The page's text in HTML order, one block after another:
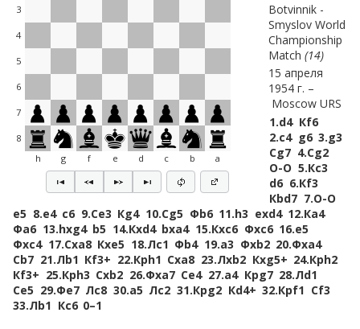
3
4
5
6
7
8
h
g f e d c b a
Botvinnik -
Smyslov World
Championship
Match 14
15 апреля
1954 г.
Moscow URS
1.d4 Кf6
2.c4 g6 3.g3
Сg7 4.Сg2
O-O 5.Кc3
d6 6.Кf3
Кbd7 7.O-O
e5 8.e4 c6 9.Сe3 Кg4 10.Сg5 Фb6 11.h3 exd4 12.Кa4
Фa6 13.hxg4 b5 14.Кxd4 bxa4 15.Кxc6 Фxc6 16.e5
Фxc4 17.Сxa8 Кxe5 18.Лc1 Фb4 19.a3 Фxb2 20.Фxa4
Сb7 21.Лb1 Кf3+ 22.Крh1 Сxa8 23.Лxb2 Кxg5+ 24.Крh2
Кf3+ 25.Крh3 Сxb2 26.Фxa7 Сe4 27.a4 Крg7 28.Лd1
Сe5 29.Фe7 Лc8 30.a5 Лc2 31.Крg2 Кd4+ 32.Крf1 Сf3
33.Лb1 Кc6 0–1